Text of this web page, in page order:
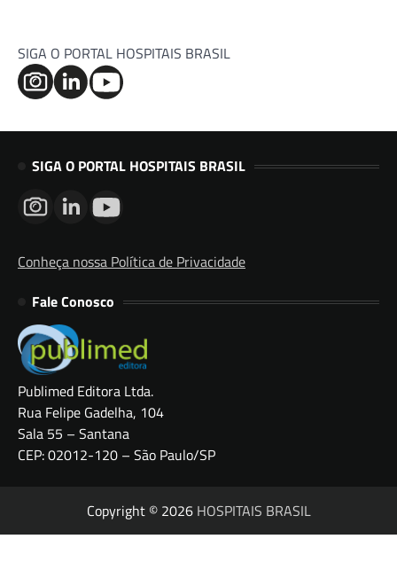
SIGA O PORTAL HOSPITAIS BRASIL
SIGA O PORTAL HOSPITAIS BRASIL
Conheça nossa Política de Privacidade
Fale Conosco
Publimed Editora Ltda.
Rua Felipe Gadelha, 104
Sala 55 – Santana
CEP: 02012-120 – São Paulo/SP
Copyright © 2026 HOSPITAIS BRASIL